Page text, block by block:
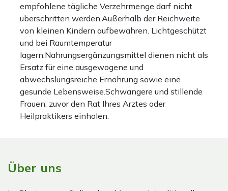
empfohlene tägliche Verzehrmenge darf nicht
überschritten werden.Außerhalb der Reichweite
von kleinen Kindern aufbewahren. Lichtgeschützt
und bei Raumtemperatur
lagern.Nahrungsergänzungsmittel dienen nicht als
Ersatz für eine ausgewogene und
abwechslungsreiche Ernährung sowie eine
gesunde Lebensweise.Schwangere und stillende
Frauen: zuvor den Rat Ihres Arztes oder
Heilpraktikers einholen.
Über uns